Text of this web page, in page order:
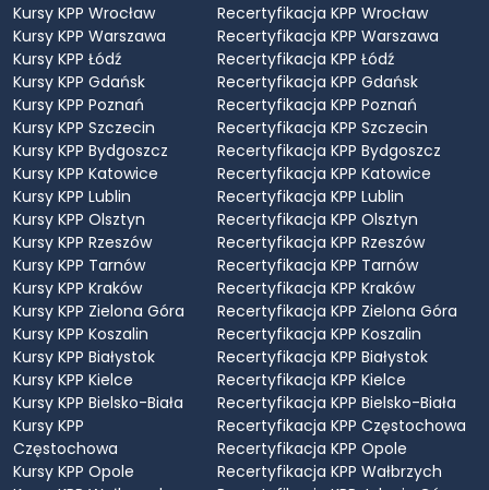
Kursy KPP Wrocław
Kursy KPP Warszawa
Kursy KPP Łódź
Kursy KPP Gdańsk
Kursy KPP Poznań
Kursy KPP Szczecin
Kursy KPP Bydgoszcz
Kursy KPP Katowice
Kursy KPP Lublin
Kursy KPP Olsztyn
Kursy KPP Rzeszów
Kursy KPP Tarnów
Kursy KPP Kraków
Kursy KPP Zielona Góra
Kursy KPP Koszalin
Kursy KPP Białystok
Kursy KPP Kielce
Kursy KPP Bielsko-Biała
Kursy KPP
Częstochowa
Kursy KPP Opole
Recertyfikacja KPP Wrocław
Recertyfikacja KPP Warszawa
Recertyfikacja KPP Łódź
Recertyfikacja KPP Gdańsk
Recertyfikacja KPP Poznań
Recertyfikacja KPP Szczecin
Recertyfikacja KPP Bydgoszcz
Recertyfikacja KPP Katowice
Recertyfikacja KPP Lublin
Recertyfikacja KPP Olsztyn
Recertyfikacja KPP Rzeszów
Recertyfikacja KPP Tarnów
Recertyfikacja KPP Kraków
Recertyfikacja KPP Zielona Góra
Recertyfikacja KPP Koszalin
Recertyfikacja KPP Białystok
Recertyfikacja KPP Kielce
Recertyfikacja KPP Bielsko-Biała
Recertyfikacja KPP Częstochowa
Recertyfikacja KPP Opole
Recertyfikacja KPP Wałbrzych